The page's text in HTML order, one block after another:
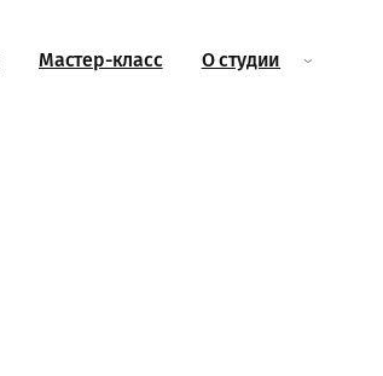
Мастер-класс О студии